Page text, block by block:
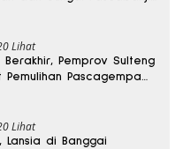
Lihat
Pemprov Sulteng
Pemulihan Pascagempa
Lihat
Lansia di Banggai